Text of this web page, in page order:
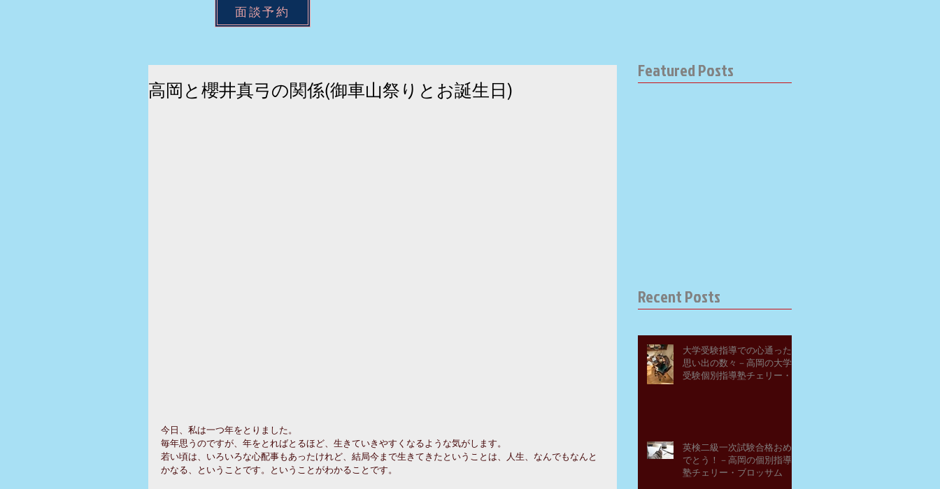
面談予約
高岡と櫻井真弓の関係(御車山祭りとお誕生日)
今日、私は一つ年をとりました。
毎年思うのですが、年をとればとるほど、生きていきやすくなるような気がします。
若い頃は、いろいろな心配事もあったけれど、結局今まで生きてきたということは、人生、なんでもなんと
かなる、ということです。ということがわかることです。
Featured Posts
Recent Posts
大学受験指導での心通った
思い出の数々－高岡の大学
受験個別指導塾チェリー・
英検二級一次試験合格おめ
でとう！－高岡の個別指導
塾チェリー・ブロッサム